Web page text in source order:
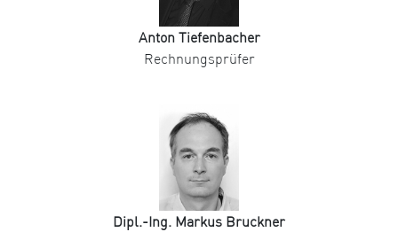
Anton Tiefenbacher
Rechnungsprüfer
Dipl.-Ing. Markus Bruckner